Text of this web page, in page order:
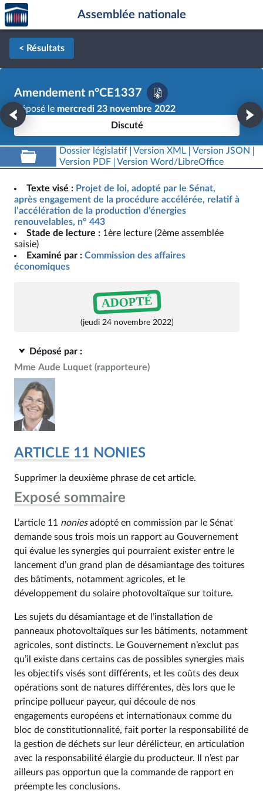
Aller au contenu
Aller en bas de la page
Accèder
à la
page
d'accueil
Assemblée nationale
< Résultats
Amendement n°CE1337
Déposé le mercredi 23 novembre 2022
Discuté
Dossier législatif Version XML
Version JSON
Version PDF
Version Word/LibreOffice
Texte visé : Projet de loi, adopté par le Sénat,
après engagement de la procédure accélérée, relatif à
l’accélération de la production d’énergies
renouvelables, n° 443
Stade de lecture : 1ère lecture (2ème assemblée
saisie)
Examiné par : Commission des affaires
économiques
ADOPTÉ
(jeudi 24 novembre 2022)
Déposé par :
Mme Aude Luquet (rapporteure)
ARTICLE 11 NONIES
Supprimer la deuxième phrase de cet article.
Exposé sommaire
L’article 11 noniesadopté en commission par le Sénat
demande sous trois mois un rapport au Gouvernement
qui évalue les synergies qui pourraient exister entre le
lancement d’un grand plan de désamiantage des toitures
des bâtiments, notamment agricoles, et le
développement du solaire photovoltaïque sur toiture.
Les sujets du désamiantage et de l’installation de
panneaux photovoltaïques sur les bâtiments, notamment
agricoles, sont distincts. Le Gouvernement n’exclut pas
qu’il existe dans certains cas de possibles synergies mais
les objectifs visés sont différents, et les coûts des deux
opérations sont de natures différentes, dès lors que le
principe pollueur payeur, qui découle de nos
engagements européens et internationaux comme du
bloc de constitutionnalité, fait porter la responsabilité de
la gestion de déchets sur leur dérélicteur, en articulation
avec la responsabilité élargie du producteur. Il n’est par
ailleurs pas opportun que la commande de rapport en
préempte les conclusions.